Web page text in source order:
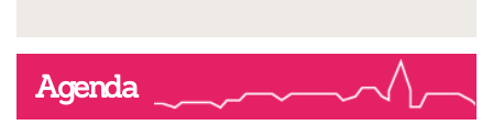
Agenda